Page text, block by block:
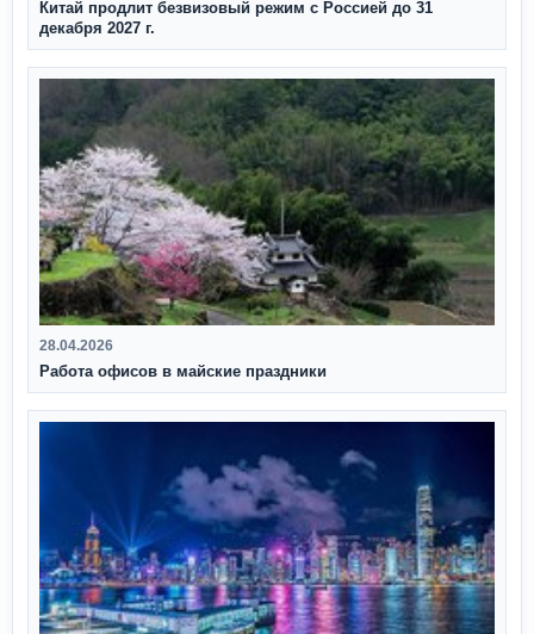
Китай продлит безвизовый режим с Россией до 31
декабря 2027 г.
28.04.2026
Работа офисов в майские праздники